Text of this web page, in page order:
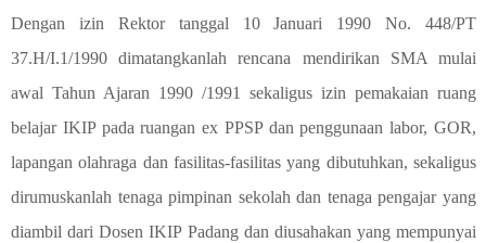
Dengan izin Rektor tanggal 10 Januari 1990 No. 448/PT
37.H/I.1/1990 dimatangkanlah rencana mendirikan SMA mulai
awal Tahun Ajaran 1990 /1991 sekaligus izin pemakaian ruang
belajar IKIP pada ruangan ex PPSP dan penggunaan labor, GOR,
lapangan olahraga dan fasilitas-fasilitas yang dibutuhkan, sekaligus
dirumuskanlah tenaga pimpinan sekolah dan tenaga pengajar yang
diambil dari Dosen IKIP Padang dan diusahakan yang mempunyai